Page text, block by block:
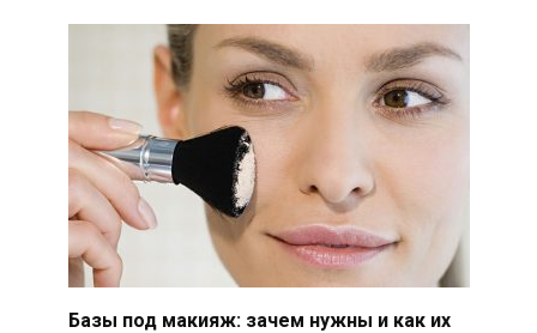
Базы под макияж: зачем нужны и как их